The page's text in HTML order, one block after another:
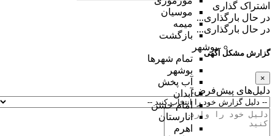
موسیان
میمه
بازگشت
بوشهر
تمام شهر‌ها
بوشهر
آب پخش
آبدان
امام حسن
انارستان
اهرم
اشتراک گذاری
در حال بارگذاری...
در حال بارگذاری...
گزارش مشکل آگهی
×
دلیل‌های پیش‌فرض: